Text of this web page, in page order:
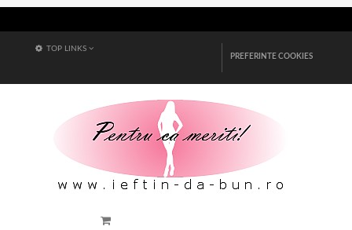
TOP LINKS
PREFERINTE COOKIES